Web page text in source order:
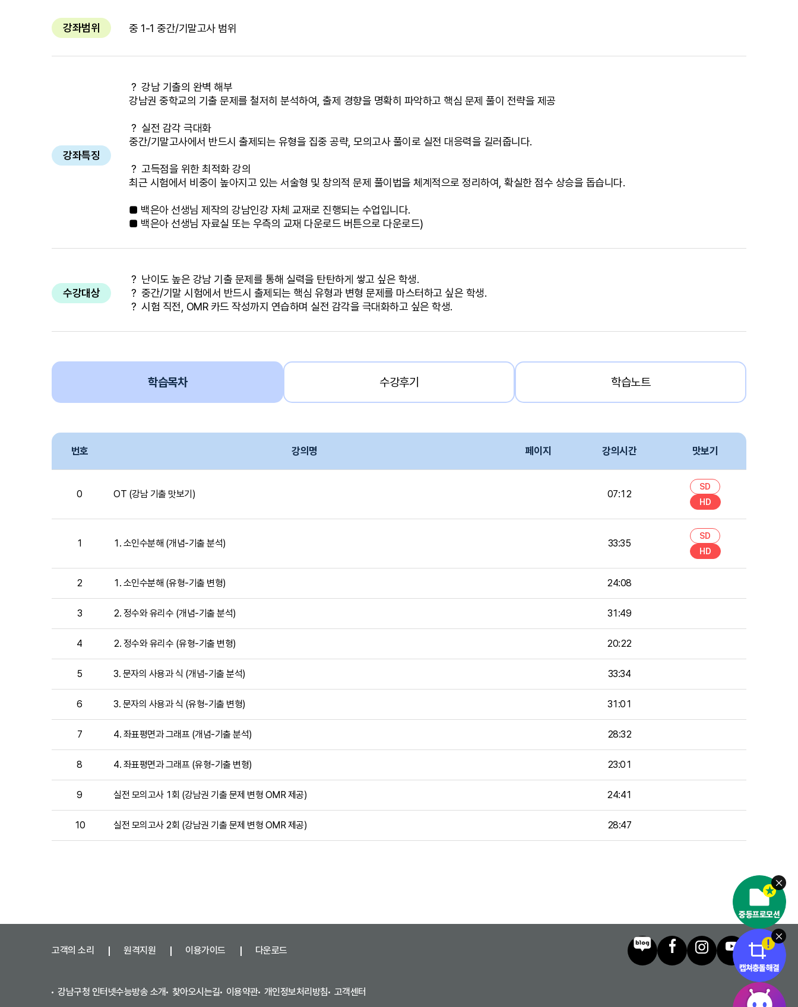
강좌범위 중 1-1 중간/기말고사 범위
강좌특징
？ 강남 기출의 완벽 해부
강남권 중학교의 기출 문제를 철저히 분석하여, 출제 경향을 명확히 파악하고 핵심 문제 풀이 전략을 제공
？ 실전 감각 극대화
중간/기말고사에서 반드시 출제되는 유형을 집중 공략, 모의고사 풀이로 실전 대응력을 길러줍니다.
？ 고득점을 위한 최적화 강의
최근 시험에서 비중이 높아지고 있는 서술형 및 창의적 문제 풀이법을 체계적으로 정리하여, 확실한 점수 상승을 돕습니다.
■ 백은아 선생님 제작의 강남인강 자체 교재로 진행되는 수업입니다.
■ 백은아 선생님 자료실 또는 우측의 교재 다운로드 버튼으로 다운로드)
수강대상
？ 난이도 높은 강남 기출 문제를 통해 실력을 탄탄하게 쌓고 싶은 학생.
？ 중간/기말 시험에서 반드시 출제되는 핵심 유형과 변형 문제를 마스터하고 싶은 학생.
？ 시험 직전, OMR 카드 작성까지 연습하며 실전 감각을 극대화하고 싶은 학생.
학습목차 수강후기 학습노트
목
호,
의
기,
보
공
니
번호 강의명 페이지 강의시간 맛보기
0 OT (강남 기출 맛보기) 07:12
SD
HD
1 1. 소인수분해 (개념-기출 분석) 33:35
SD
HD
2 1. 소인수분해 (유형-기출 변형) 24:08
3 2. 정수와 유리수 (개념-기출 분석) 31:49
4 2. 정수와 유리수 (유형-기출 변형) 20:22
5 3. 문자의 사용과 식 (개념-기출 분석) 33:34
6 3. 문자의 사용과 식 (유형-기출 변형) 31:01
7 4. 좌표평면과 그래프 (개념-기출 분석) 28:32
8 4. 좌표평면과 그래프 (유형-기출 변형) 23:01
9 실전 모의고사 1회 (강남권 기출 문제 변형 OMR 제공) 24:41
10 실전 모의고사 2회 (강남권 기출 문제 변형 OMR 제공) 28:47
고객의 소리 원격지원 이용가이드 다운로드
강남구청 인터넷수능방송 소개 찾아오시는길 이용약관 개인정보처리방침 고객센터